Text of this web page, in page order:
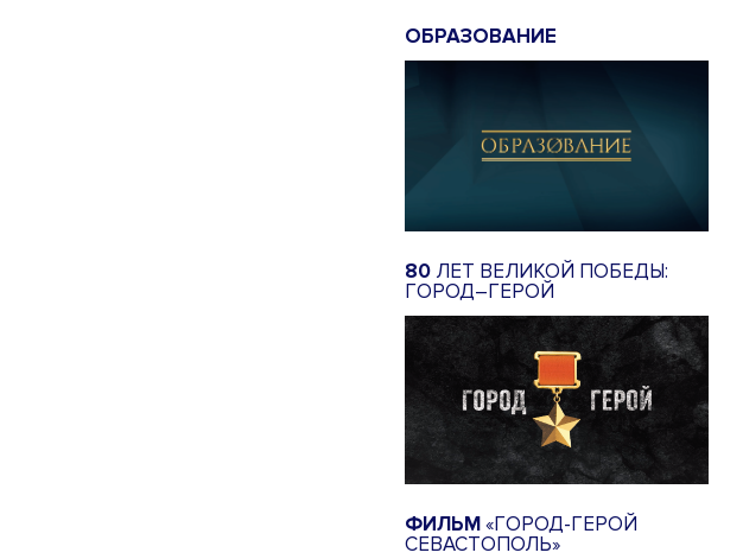
ОБРАЗОВАНИЕ
80 ЛЕТ ВЕЛИКОЙ ПОБЕДЫ:
ГОРОД–ГЕРОЙ
ФИЛЬМ«ГОРОД-ГЕРОЙ
СЕВАСТОПОЛЬ»